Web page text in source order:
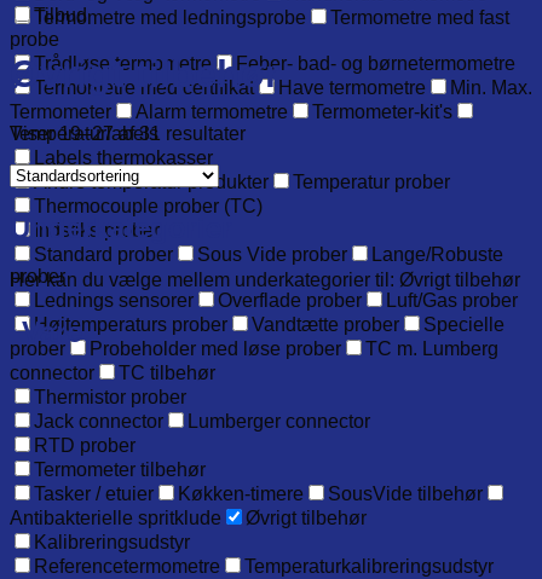
Termometre med ledningsprobe
Termometre med fast
probe
Trådløse termometre
Feber- bad- og børnetermometre
Termometre med certifikat
Have termometre
Min. Max.
Termometer
Alarm termometre
Termometer-kit's
Temperaturlabels
Labels thermokasser
Andre temperatur produkter
Temperatur prober
Thermocouple prober (TC)
Indstiks prober
Standard prober
Sous Vide prober
Lange/Robuste
prober
Lednings sensorer
Overflade prober
Luft/Gas prober
Højtemperaturs prober
Vandtætte prober
Specielle
prober
Probeholder med løse prober
TC m. Lumberg
connector
TC tilbehør
Thermistor prober
Jack connector
Lumberger connector
RTD prober
Termometer tilbehør
Tasker / etuier
Køkken-timere
SousVide tilbehør
Antibakterielle spritklude
Øvrigt tilbehør
Kalibreringsudstyr
Referencetermometre
Temperaturkalibreringsudstyr
Tilbud
Øvrigt tilbehør
Viser 19–27 af 31 resultater
Underkategorier
Her kan du vælge mellem underkategorier til: Øvrigt tilbehør
Vare